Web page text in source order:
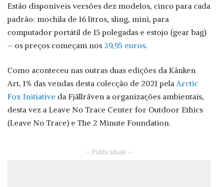
Estão disponíveis versões dez modelos, cinco para cada
padrão: mochila de 16 litros, sling, mini, para
computador portátil de 15 polegadas e estojo (gear bag)
– os preços começam nos 39,95 euros.
Como aconteceu nas outras duas edições da Kånken
Art, 1% das vendas desta colecção de 2021 pela Arctic
Fox Initiative da Fjällräven a organizações ambientais,
desta vez a Leave No Trace Center for Outdoor Ethics
(Leave No Trace) e The 2 Minute Foundation.
– Publicidade –